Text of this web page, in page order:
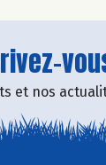
et nos